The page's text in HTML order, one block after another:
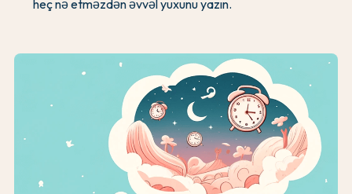
heç nə etməzdən əvvəl yuxunu yazın.